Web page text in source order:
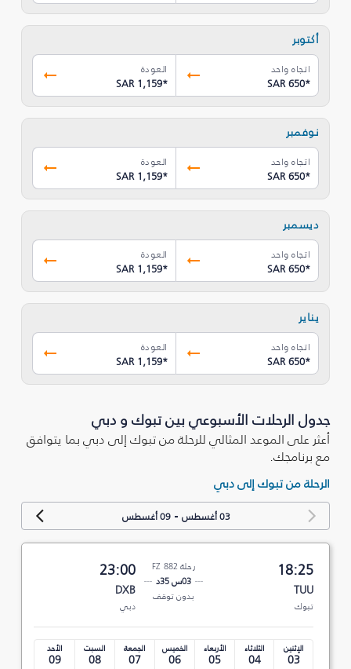
أكتوبر
اتجاه واحد
SAR 650*
العودة
SAR 1,159*
نوفمبر
اتجاه واحد
SAR 650*
العودة
SAR 1,159*
ديسمبر
اتجاه واحد
SAR 650*
العودة
SAR 1,159*
يناير
اتجاه واحد
SAR 650*
العودة
SAR 1,159*
جدول الرحلات الأسبوعي بين تبوك‎ و دبي
أعثر على الموعد المثالي للرحلة من تبوك‎ إلى دبي بما يتوافق
مع برنامجك.
الرحلة من تبوك‎ إلى دبي
03 أغسطس -09 أغسطس
18:25
TUU
تبوك‎
رحلة FZ 882
03س 35د
بدون توقف
23:00
DXB
دبي
الإثنين
03
الثلاثاء
04
الأربعاء
05
الخميس
06
الجمعة
07
السبت
08
الأحد
09